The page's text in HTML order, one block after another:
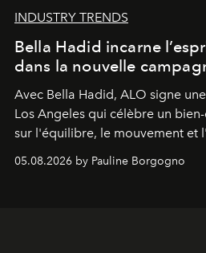
INDUSTRY TRENDS
Bella Hadid incarne
dans la nouvelle
Avec Bella Hadid, ALO signe
Los Angeles qui célèbre un
sur l'équilibre, le mouvement et
05.08.2026 by Pauline Borgogno